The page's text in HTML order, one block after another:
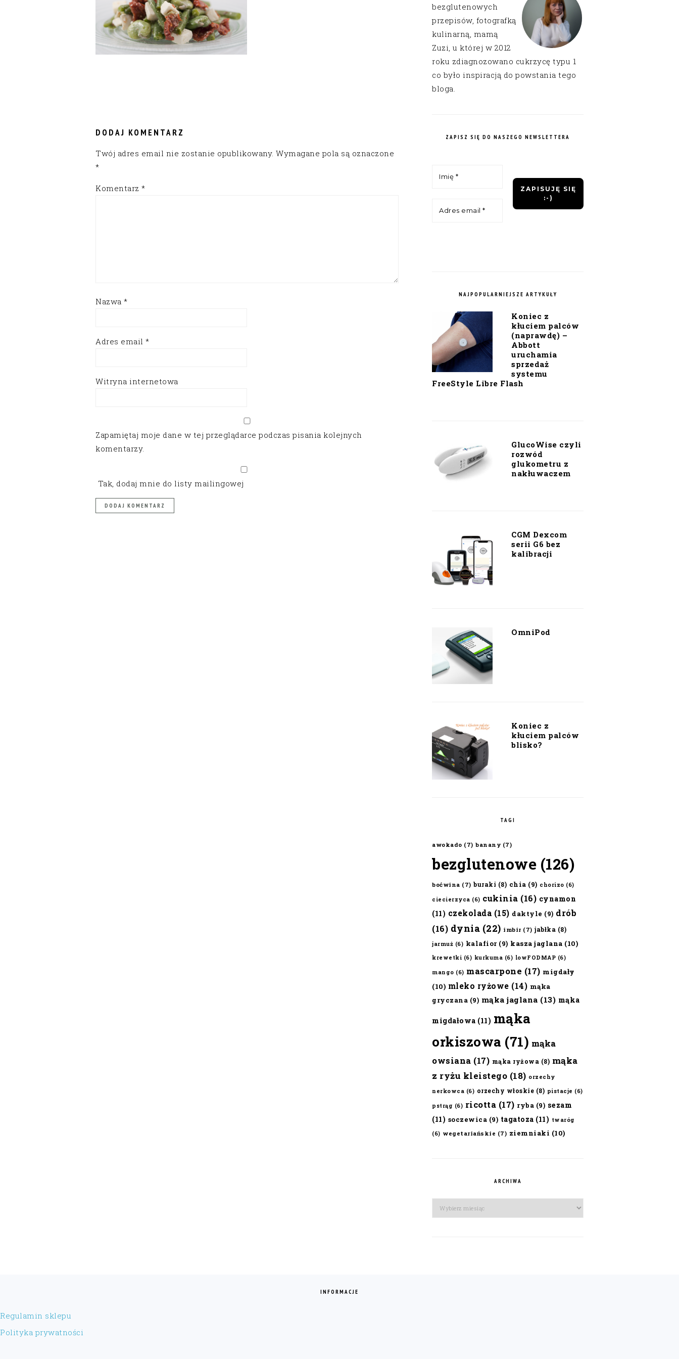
DODAJ KOMENTARZ
Twój adres email nie zostanie opublikowany. Wymagane pola są oznaczone
*
Komentarz *
Nazwa *
Adres email *
Witryna internetowa
Zapamiętaj moje dane w tej przeglądarce podczas pisania kolejnych
komentarzy.
Tak, dodaj mnie do listy mailingowej
bezglutenowych
przepisów, fotografką
kulinarną, mamą
Zuzi, u której w 2012
roku zdiagnozowano cukrzycę typu 1
co było inspiracją do powstania tego
bloga.
ZAPISZ SIĘ DO NASZEGO NEWSLETTERA
NAJPOPULARNIEJSZE ARTYKUŁY
Koniec z
kłuciem palców
(naprawdę) –
Abbott
uruchamia
sprzedaż
systemu
FreeStyle Libre Flash
GlucoWise czyli
rozwód
glukometru z
nakłuwaczem
CGM Dexcom
serii G6 bez
kalibracji
OmniPod
Koniec z
kłuciem palców
blisko?
TAGI
awokado (7) banany (7)
bezglutenowe (126)
boćwina (7) buraki (8) chia (9) chorizo (6)
ciecierzyca (6) cukinia (16) cynamon
(11) czekolada (15) daktyle (9) drób
(16) dynia (22) imbir (7) jabłka (8)
jarmuż (6) kalafior(9) kasza jaglana (10)
krewetki (6) kurkuma (6) lowFODMAP (6)
mango (6) mascarpone (17) migdały
(10) mleko ryżowe (14) mąka
gryczana (9) mąka jaglana (13) mąka
migdałowa (11) mąka
orkiszowa (71) mąka
owsiana (17) mąka ryżowa (8) mąka
z ryżu kleistego (18) orzechy
nerkowca (6) orzechy włoskie (8) pistacje (6)
pstrąg (6) ricotta (17) ryba (9) sezam
(11) soczewica (9) tagatoza (11) twaróg
(6) wegetariańskie (7) ziemniaki (10)
ARCHIWA
Archiwa
INFORMACJE
Regulamin sklepu
Polityka prywatności